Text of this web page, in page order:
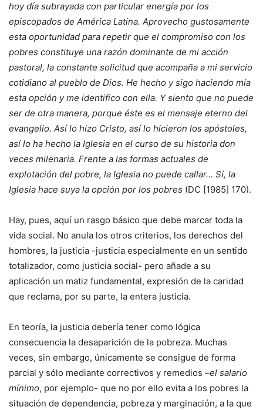
hoy día subrayada con particular energía por los
episcopados de América Latina. Aprovecho gustosamente
esta oportunidad para repetir que el compromiso con los
pobres constituye una razón dominante de mi acción
pastoral, la constante solicitud que acompaña a mi servicio
cotidiano al pueblo de Dios. He hecho y sigo haciendo mía
esta opción y me identifico con ella. Y siento que no puede
ser de otra manera, porque éste es el mensaje eterno del
evangelio. Así lo hizo Cristo, así lo hicieron los apóstoles,
así lo ha hecho la Iglesia en el curso de su historia don
veces milenaria. Frente a las formas actuales de
explotación del pobre, la Iglesia no puede callar… Sí, la
Iglesia hace suya la opción por los pobres (DC [1985] 170).
Hay, pues, aquí un rasgo básico que debe marcar toda la
vida social. No anula los otros criterios, los derechos del
hombres, la justicia -justicia especialmente en un sentido
totalizador, como justicia social- pero añade a su
aplicación un matiz fundamental, expresión de la caridad
que reclama, por su parte, la entera justicia.
En teoría, la justicia debería tener como lógica
consecuencia la desaparición de la pobreza. Muchas
veces, sin embargo, únicamente se consigue de forma
parcial y sólo mediante correctivos y remedios –el salario
mínimo, por ejemplo- que no por ello evita a los pobres la
situación de dependencia, pobreza y marginación, a la que